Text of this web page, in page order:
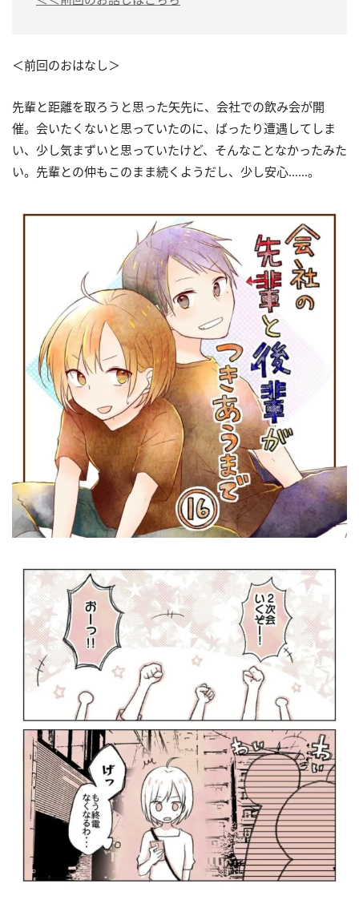
＜前回のおはなし＞
先輩と距離を取ろうと思った矢先に、会社での飲み会が開
催。会いたくないと思っていたのに、ばったり遭遇してしま
い、少し気まずいと思っていたけど、そんなことなかったみた
い。先輩との仲もこのまま続くようだし、少し安心……。